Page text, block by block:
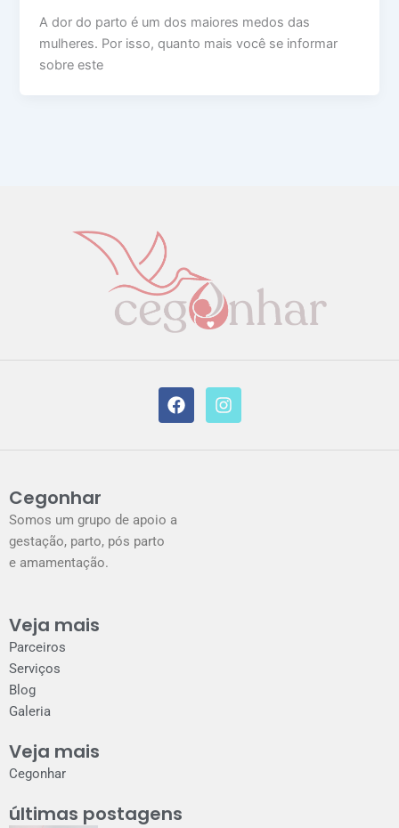
A dor do parto é um dos maiores medos das
mulheres. Por isso, quanto mais você se informar
sobre este
a
c
e
n
s
t
Cegonhar
Somos um grupo de apoio a
gestação, parto, pós parto
e amamentação.
Veja mais
Parceiros
Serviços
Blog
Galeria
Veja mais
Cegonhar
últimas postagens